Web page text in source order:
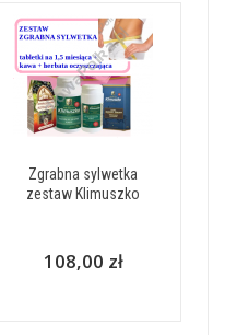
Zgrabna sylwetka
zestaw Klimuszko
108,00 zł